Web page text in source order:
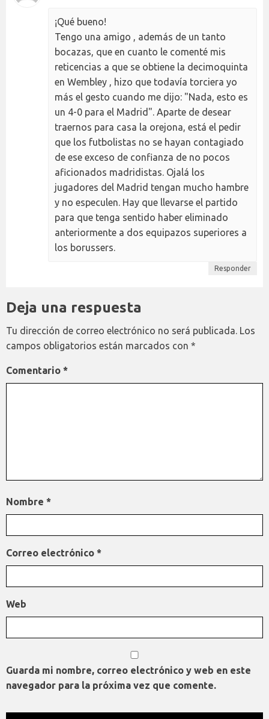
¡Qué bueno!
Tengo una amigo , además de un tanto
bocazas, que en cuanto le comenté mis
reticencias a que se obtiene la decimoquinta
en Wembley , hizo que todavía torciera yo
más el gesto cuando me dijo: "Nada, esto es
un 4-0 para el Madrid". Aparte de desear
traernos para casa la orejona, está el pedir
que los futbolistas no se hayan contagiado
de ese exceso de confianza de no pocos
aficionados madridistas. Ojalá los
jugadores del Madrid tengan mucho hambre
y no especulen. Hay que llevarse el partido
para que tenga sentido haber eliminado
anteriormente a dos equipazos superiores a
los borussers.
Responder
Deja una respuesta
Tu dirección de correo electrónico no será publicada. Los
campos obligatorios están marcados con *
Comentario *
Nombre *
Correo electrónico *
Web
Guarda mi nombre, correo electrónico y web en este
navegador para la próxima vez que comente.